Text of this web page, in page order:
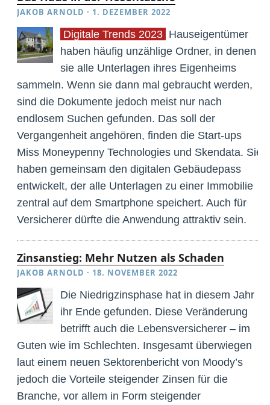
JAKOB ARNOLD · 1. DEZEMBER 2022
Digitale Trends 2023 Hauseigentümer
haben häufig unzählige Ordner, in denen
sie alle Unterlagen ihres Eigenheims
sammeln. Wenn sie dann mal gebraucht werden,
sind die Dokumente jedoch meist nur nach
endlosem Suchen gefunden. Das soll der
Vergangenheit angehören, finden die Start-ups
Miss Moneypenny Technologies und Skendata. Sie
haben gemeinsam den digitalen Gebäudepass
entwickelt, der alle Unterlagen zu einer Immobilie
zentral auf dem Smartphone speichert. Auch für
Versicherer dürfte die Anwendung attraktiv sein.
Zinsanstieg: Mehr Nutzen als Schaden
JAKOB ARNOLD · 18. NOVEMBER 2022
Die Niedrigzinsphase hat in diesem Jahr
ihr Ende gefunden. Diese Veränderung
betrifft auch die Lebensversicherer – im
Guten wie im Schlechten. Insgesamt überwiegen
laut einem neuen Sektorenbericht von Moody’s
jedoch die Vorteile steigender Zinsen für die
Branche, vor allem in Form steigender